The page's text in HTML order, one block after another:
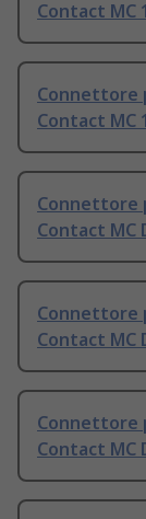
Contact MC
Connettore
Contact MC
Connettore
Contact MC
Connettore
Contact MC
Connettore
Contact MC